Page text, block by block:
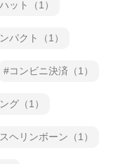
ット（1）
パクト（1）
コンビニ決済（1）
グ（1）
ヘリンボーン（1）